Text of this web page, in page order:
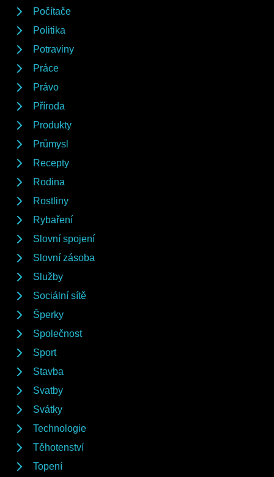
Počítače
Politika
Potraviny
Práce
Právo
Příroda
Produkty
Průmysl
Recepty
Rodina
Rostliny
Rybaření
Slovní spojení
Slovní zásoba
Služby
Sociální sítě
Šperky
Společnost
Sport
Stavba
Svatby
Svátky
Technologie
Těhotenství
Topení